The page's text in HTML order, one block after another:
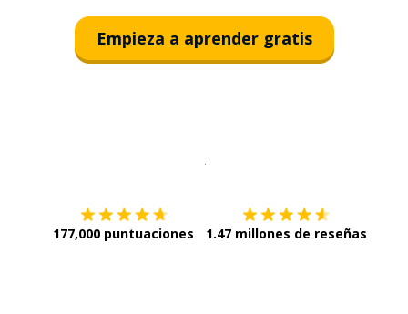
Empieza a aprender gratis
177,000 puntuaciones 1.47 millones de reseñas